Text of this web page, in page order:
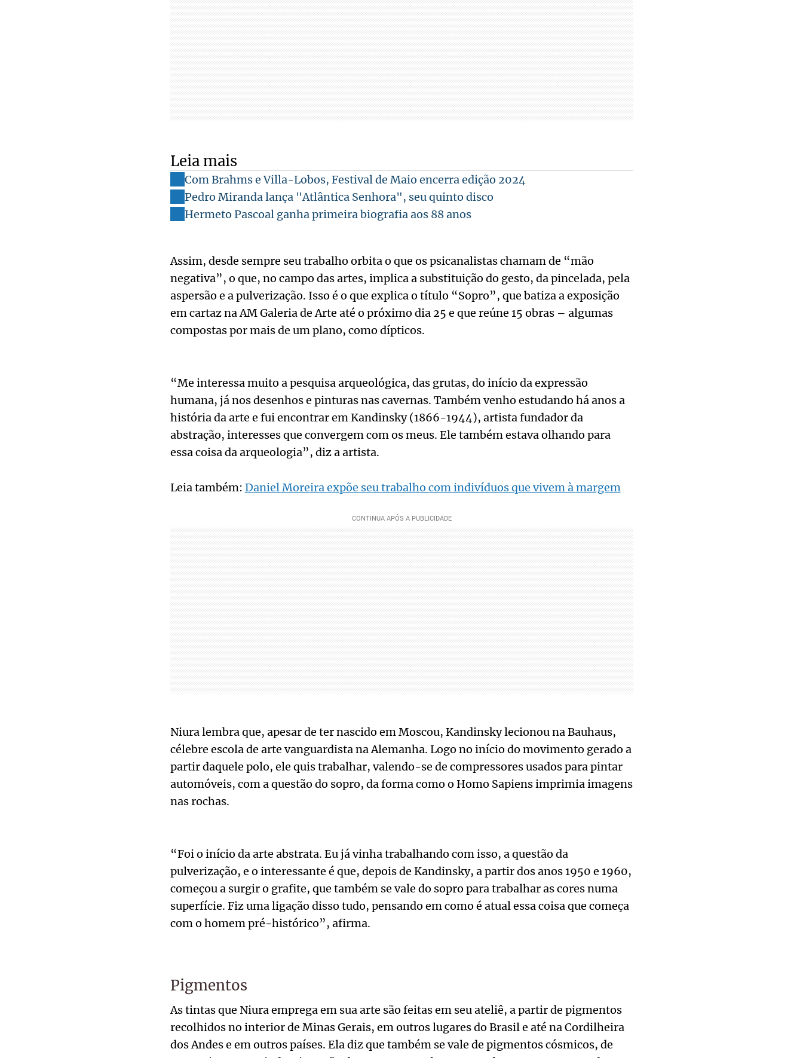
Leia mais
Com Brahms e Villa-Lobos, Festival de Maio encerra edição 2024
Pedro Miranda lança "Atlântica Senhora", seu quinto disco
Hermeto Pascoal ganha primeira biografia aos 88 anos
Assim, desde sempre seu trabalho orbita o que os psicanalistas chamam de “mão
negativa”, o que, no campo das artes, implica a substituição do gesto, da pincelada, pela
aspersão e a pulverização. Isso é o que explica o título “Sopro”, que batiza a exposição
em cartaz na AM Galeria de Arte até o próximo dia 25 e que reúne 15 obras – algumas
compostas por mais de um plano, como dípticos.
“Me interessa muito a pesquisa arqueológica, das grutas, do início da expressão
humana, já nos desenhos e pinturas nas cavernas. Também venho estudando há anos a
história da arte e fui encontrar em Kandinsky (1866-1944), artista fundador da
abstração, interesses que convergem com os meus. Ele também estava olhando para
essa coisa da arqueologia”, diz a artista.
Leia também: Daniel Moreira expõe seu trabalho com indivíduos que vivem à margem
Niura lembra que, apesar de ter nascido em Moscou, Kandinsky lecionou na Bauhaus,
célebre escola de arte vanguardista na Alemanha. Logo no início do movimento gerado a
partir daquele polo, ele quis trabalhar, valendo-se de compressores usados para pintar
automóveis, com a questão do sopro, da forma como o Homo Sapiens imprimia imagens
nas rochas.
“Foi o início da arte abstrata. Eu já vinha trabalhando com isso, a questão da
pulverização, e o interessante é que, depois de Kandinsky, a partir dos anos 1950 e 1960,
começou a surgir o grafite, que também se vale do sopro para trabalhar as cores numa
superfície. Fiz uma ligação disso tudo, pensando em como é atual essa coisa que começa
com o homem pré-histórico”, afirma.
Pigmentos
As tintas que Niura emprega em sua arte são feitas em seu ateliê, a partir de pigmentos
recolhidos no interior de Minas Gerais, em outros lugares do Brasil e até na Cordilheira
dos Andes e em outros países. Ela diz que também se vale de pigmentos cósmicos, de